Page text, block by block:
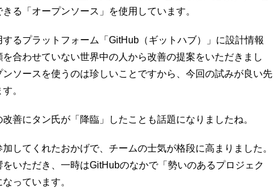
る「オープンソース」を使用しています。
るプラットフォーム「GitHub（ギットハブ）」に設計情報
合わせていない世界中の人から改善の提案をいただきまし
ソースを使うのは珍しいことですから、今回の試みが良い先
。
善にタン氏が「降臨」したことも話題になりましたね。
加してくれたおかげで、チームの士気が格段に高まりました。
いただき、一時はGitHubのなかで「勢いのあるプロジェク
っています。